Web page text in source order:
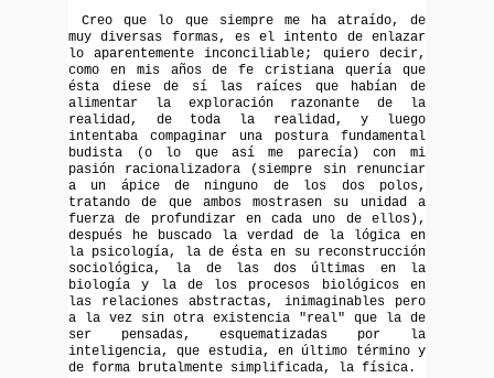
Creo que lo que siempre me ha atraído, de
muy diversas formas, es el intento de enlazar
lo aparentemente inconciliable; quiero decir,
como en mis años de fe cristiana quería que
ésta diese de sí las raíces que habían de
alimentar la exploración razonante de la
realidad, de toda la realidad, y luego
intentaba compaginar una postura fundamental
budista (o lo que así me parecía) con mi
pasión racionalizadora (siempre sin renunciar
a un ápice de ninguno de los dos polos,
tratando de que ambos mostrasen su unidad a
fuerza de profundizar en cada uno de ellos),
después he buscado la verdad de la lógica en
la psicología, la de ésta en su reconstrucción
sociológica, la de las dos últimas en la
biología y la de los procesos biológicos en
las relaciones abstractas, inimaginables pero
a la vez sin otra existencia "real" que la de
ser pensadas, esquematizadas por la
inteligencia, que estudia, en último término y
de forma brutalmente simplificada, la física.